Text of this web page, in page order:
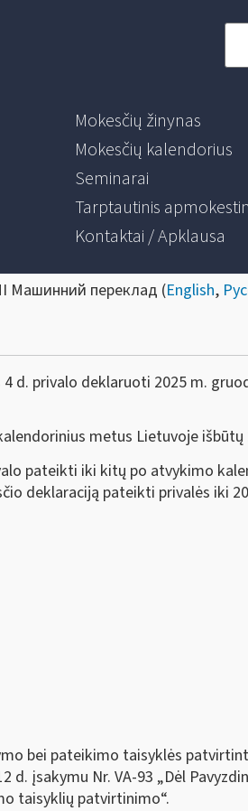
Mokesčių žinynas
Mokesčių kalendorius
Seminarai
Tarptautinis
Kontaktai / Apklausa
Машинний переклад (English,
d. privalo deklaruoti 2025 m.
metus Lietuvoje išbūtų
pateikti iki kitų po atvykimo
deklaraciją pateikti privalės iki
bei pateikimo taisyklės
įsakymu Nr. VA-93 „Dėl
taisyklių patvirtinimo“.